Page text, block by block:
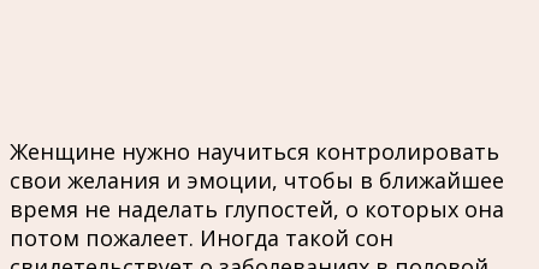
Женщине нужно научиться контролировать
свои желания и эмоции, чтобы в ближайшее
время не наделать глупостей, о которых она
потом пожалеет. Иногда такой сон